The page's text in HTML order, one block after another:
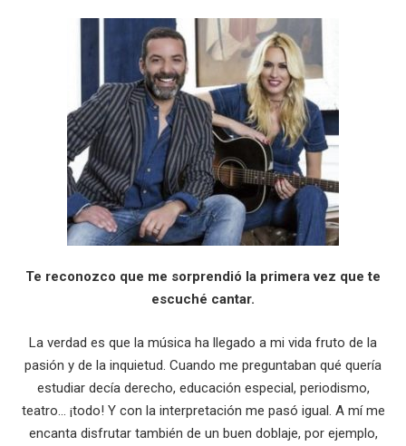
Te reconozco que me sorprendió la primera vez que te
escuché cantar.
La verdad es que la música ha llegado a mi vida fruto de la
pasión y de la inquietud. Cuando me preguntaban qué quería
estudiar decía derecho, educación especial, periodismo,
teatro… ¡todo! Y con la interpretación me pasó igual. A mí me
encanta disfrutar también de un buen doblaje, por ejemplo,